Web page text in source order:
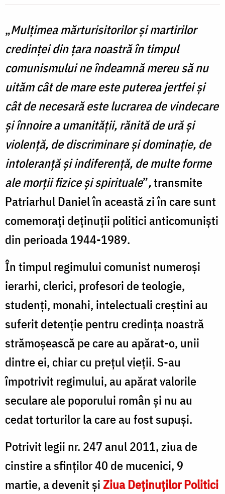
„Mulţimea mărturisitorilor şi martirilor
credinţei din ţara noastră în timpul
comunismului ne îndeamnă mereu să nu
uităm cât de mare este puterea jertfei şi
cât de necesară este lucrarea de vindecare
şi înnoire a umanităţii, rănită de ură şi
violenţă, de discriminare şi dominaţie, de
intoleranţă şi indiferenţă, de multe forme
ale morţii fizice şi spirituale”,transmite
Patriarhul Daniel în această zi în care sunt
comemoraţi deținuții politici anticomuniști
din perioada 1944-1989.
În timpul regimului comunist numeroşi
ierarhi, clerici, profesori de teologie,
studenţi, monahi, intelectuali creştini au
suferit detenţie pentru credinţa noastră
strămoşească pe care au apărat-o, unii
dintre ei, chiar cu preţul vieţii. S-au
împotrivit regimului, au apărat valorile
seculare ale poporului român şi nu au
cedat torturilor la care au fost supuşi.
Potrivit legii nr. 247 anul 2011, ziua de
cinstire a sfinţilor 40 de mucenici, 9
martie, a devenit şiZiua Deținuților Politici